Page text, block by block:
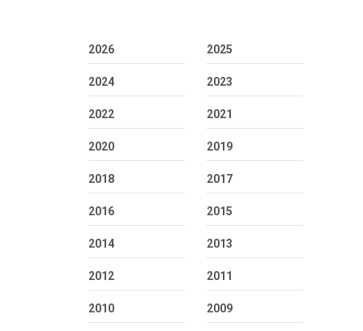
2026 2025
2024 2023
2022 2021
2020 2019
2018 2017
2016 2015
2014 2013
2012 2011
2010 2009